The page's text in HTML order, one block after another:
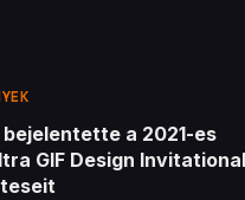
a 2021-es
GIF Design Invitational